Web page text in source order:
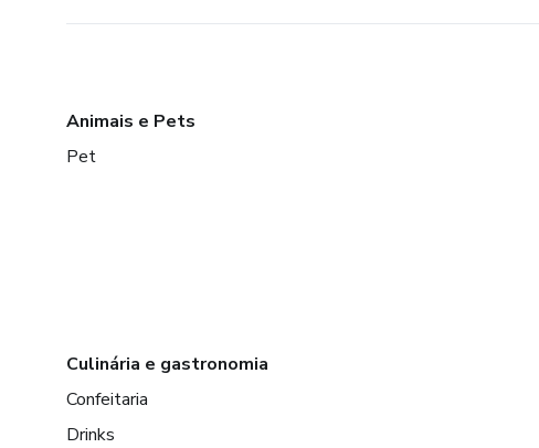
Animais e Pets
Pet
Culinária e gastronomia
Confeitaria
Drinks